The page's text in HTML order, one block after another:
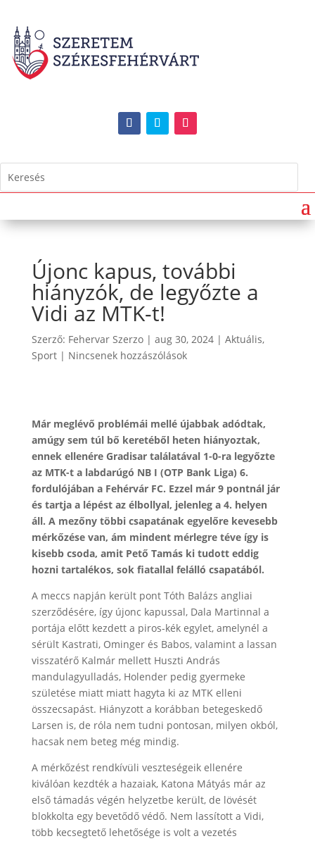
Újonc kapus, további
hiányzók, de legyőzte a
Vidi az MTK-t!
Szerző: Fehervar Szerzo| aug 30, 2024| Aktuális,
Sport| Nincsenek hozzászólások
Már meglévő problémái mellé újabbak adódtak,
amúgy sem túl bő keretéből heten hiányoztak,
ennek ellenére Gradisar találatával 1-0-ra legyőzte
az MTK-t a labdarúgó NB I (OTP Bank Liga) 6.
fordulójában a Fehérvár FC. Ezzel már 9 pontnál jár
és tartja a lépést az élbollyal, jelenleg a 4. helyen
áll. A mezőny többi csapatának egyelőre kevesebb
mérkőzése van, ám mindent mérlegre téve így is
kisebb csoda, amit Pető Tamás ki tudott eddig
hozni tartalékos, sok fiatallal felálló csapatából.
A meccs napján került pont Tóth Balázs angliai
szerződésére, így újonc kapussal, Dala Martinnal a
portája előtt kezdett a piros-kék egylet, amelynél a
sérült Kastrati, Ominger és Babos, valamint a lassan
visszatérő Kalmár mellett Huszti András
mandulagyulladás, Holender pedig gyermeke
születése miatt miatt hagyta ki az MTK elleni
összecsapást. Hiányzott a korábban betegeskedő
Larsen is, de róla nem tudni pontosan, milyen okból,
hacsak nem beteg még mindig.
A mérkőzést rendkívüli veszteségeik ellenére
kiválóan kezdték a hazaiak, Katona Mátyás már az
első támadás végén helyzetbe került, de lövését
blokkolta egy bevetődő védő. Nem lassított a Vidi,
több kecsegtető lehetősége is volt a vezetés